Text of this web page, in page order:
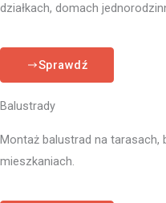
działkach, domach
Sprawdź
Balustrady
Montaż balustrad na tarasach,
mieszkaniach.